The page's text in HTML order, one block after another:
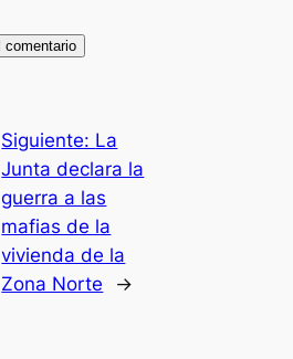
Siguiente: La
Junta declara la
guerra a las
mafias de la
vivienda de la
Zona Norte
→